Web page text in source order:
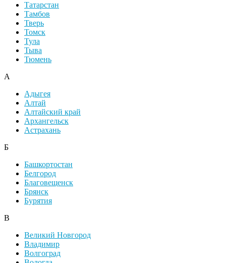
Татарстан
Тамбов
Тверь
Томск
Тула
Тыва
Тюмень
А
Адыгея
Алтай
Алтайский край
Архангельск
Астрахань
Б
Башкортостан
Белгород
Благовещенск
Брянск
Бурятия
В
Великий Новгород
Владимир
Волгоград